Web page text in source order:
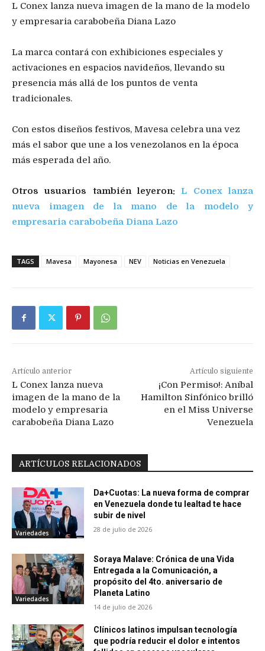
L Conex lanza nueva imagen de la mano de la modelo
y empresaria carabobeña Diana Lazo
La marca contará con exhibiciones especiales y
activaciones en espacios navideños, llevando su
presencia más allá de los puntos de venta
tradicionales.
Con estos diseños festivos, Mavesa celebra una vez
más el sabor que une a los venezolanos en la época
más esperada del año.
Otros usuarios también leyeron:L Conex lanza
nueva imagen de la mano de la modelo y
empresaria carabobeña Diana Lazo
TAGS Mavesa Mayonesa NEV Noticias en Venezuela
Artículo anterior
L Conex lanza nueva
imagen de la mano de la
modelo y empresaria
carabobeña Diana Lazo
Artículo siguiente
¡Con Permiso!: Aníbal
Hamilton Sinfónico brilló
en el Miss Universe
Venezuela
ARTÍCULOS RELACIONADOS
Variedades
Da+Cuotas: La nueva forma de comprar
en Venezuela donde tu lealtad te hace
subir de nivel
28 de julio de 2026
Variedades
Soraya Malave: Crónica de una Vida
Entregada a la Comunicación, a
propósito del 4to. aniversario de
Planeta Latino
14 de julio de 2026
Clínicos latinos impulsan tecnología
que podría reducir el dolor e intentos